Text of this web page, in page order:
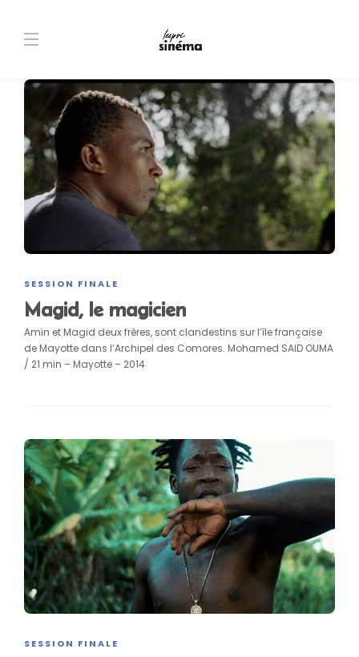
SESSION FINALE
Magid, le magicien
Amin et Magid deux frères, sont clandestins sur l’île française
de Mayotte dans l’Archipel des Comores. Mohamed SAID OUMA
/ 21 min – Mayotte – 2014
SESSION FINALE